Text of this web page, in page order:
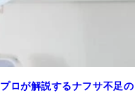
ロが解説するナフサ不足の